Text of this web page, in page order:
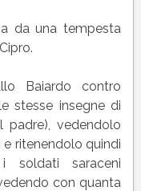
da una tempesta
Baiardo contro
stesse insegne di
padre), vedendolo
ritenendolo quindi
soldati saraceni
con quanta